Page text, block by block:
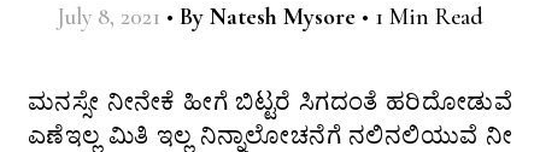
July 8, 2021 • By Natesh Mysore • 1 Min Read
ಮನಸ್ಸೇ ನೀನೇಕೆ ಹೀಗೆ ಬಿಟ್ಟರೆ ಸಿಗದಂತೆ ಹರಿದೋಡುವೆ
ಎಣೆಇಲ್ಲ ಮಿತಿ ಇಲ್ಲ ನಿನ್ನಾಲೋಚನೆಗೆ ನಲಿನಲಿಯುವೆ ನೀ